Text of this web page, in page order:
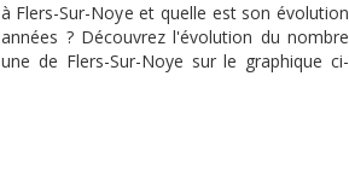
Flers-Sur-Noye et quelle est son évolution
? Découvrez l'évolution du nombre
de Flers-Sur-Noye sur le graphique ci-